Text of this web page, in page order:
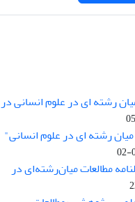
رشته ای در علوم انسانی در
رشته ای در علوم انسانی"
مطالعات میان‌رشته‌ای در